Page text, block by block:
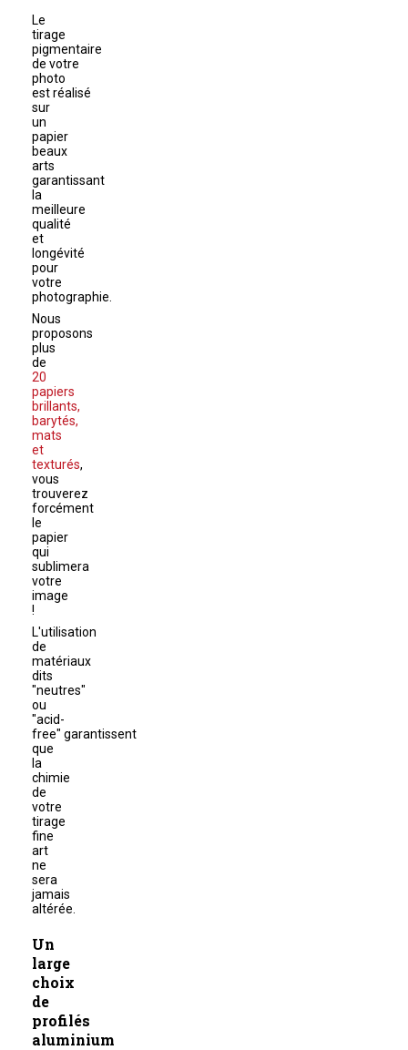
Le
tirage
pigmentaire
de votre
photo
est réalisé
sur
un
papier
beaux
arts
garantissant
la
meilleure
qualité
et
longévité
pour
votre
photographie.
Nous
proposons
plus
de
20
papiers
brillants,
barytés,
mats
et
texturés,
vous
trouverez
forcément
le
papier
qui
sublimera
votre
image
!
L'utilisation
de
matériaux
dits
"neutres"
ou
"acid-
free" garantissent
que
la
chimie
de
votre
tirage
fine
art
ne
sera
jamais
altérée.
Un
large
choix
de
profilés
aluminium